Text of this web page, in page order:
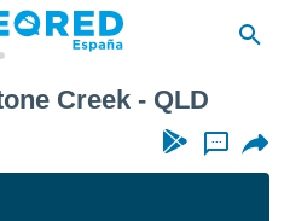
Creek - QLD
...